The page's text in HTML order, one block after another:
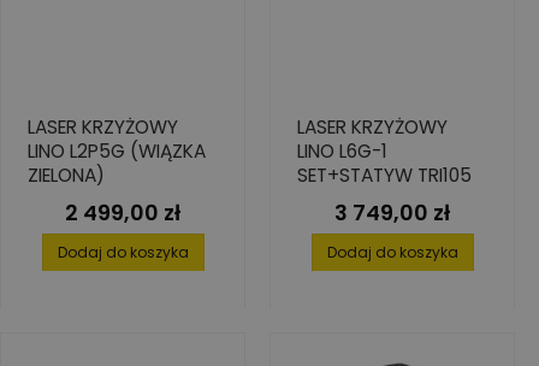
LASER KRZYŻOWY
LINO L2P5G (WIĄZKA
ZIELONA)
Cena
2 499,00 zł
Dodaj do koszyka
LASER KRZYŻOWY
LINO L6G-1
SET+STATYW TRI105
Cena
3 749,00 zł
Dodaj do koszyka